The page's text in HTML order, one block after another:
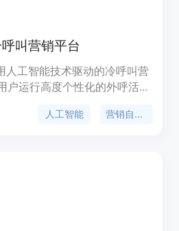
叫营销平台
人工智能技术驱动的冷呼叫营
户运行高度个性化的外呼活
,从而提高回复率和转化率。
人工智能 营销自动化